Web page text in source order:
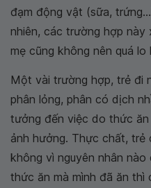
đạm động vật (sữa,
nhiên, các trường hợp
mẹ cũng không nên quá lo
Một vài trường hợp, trẻ đi
phân lỏng, phân có dịch
tưởng đến việc do thức
ảnh hưởng. Thực chất, trẻ
không vì nguyên nhân
thức ăn mà mình đã ăn